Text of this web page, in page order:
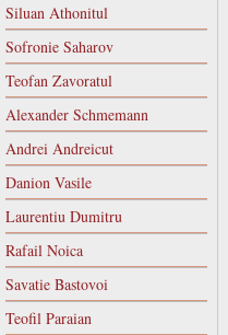
Siluan Athonitul
Sofronie Saharov
Teofan Zavoratul
Alexander Schmemann
Andrei Andreicut
Danion Vasile
Laurentiu Dumitru
Rafail Noica
Savatie Bastovoi
Teofil Paraian